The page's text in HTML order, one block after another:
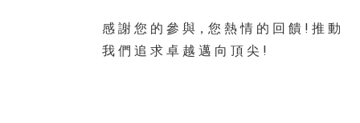
感 謝 您 的 參 與，您 熱 情 的 回 饋 ! 推 動
我 們 追 求 卓 越 邁 向 頂 尖 !